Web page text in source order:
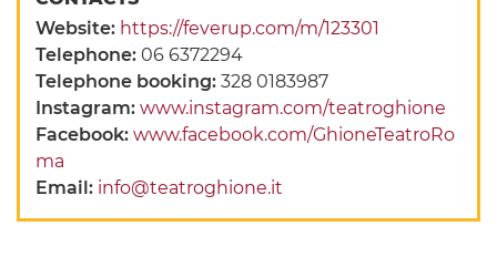
Website: https://feverup.com/m/123301
Telephone:06 6372294
Telephone booking:328 0183987
Instagram:www.instagram.com/teatroghione
Facebook:www.facebook.com/GhioneTeatroRo
ma
Email: info@teatroghione.it